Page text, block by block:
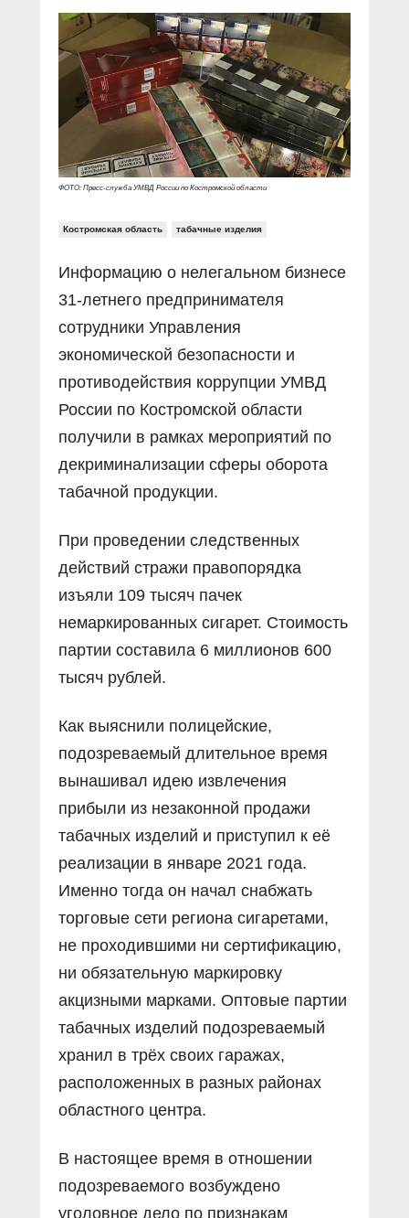
Документальные фильмы
В знании сила
Специальный репортаж
КиберПОСТОВОЙ
Газета «Щит и меч»
Журнал «Полиция России»
О ПОРТАЛЕ
Контакты
Вакансии
ФОТО: Пресс-служба УМВД России по Костромской области
Костромская область табачные изделия
Информацию о нелегальном бизнесе
31-летнего предпринимателя
сотрудники Управления
экономической безопасности и
противодействия коррупции УМВД
России по Костромской области
получили в рамках мероприятий по
декриминализации сферы оборота
табачной продукции.
При проведении следственных
действий стражи правопорядка
изъяли 109 тысяч пачек
немаркированных сигарет. Стоимость
партии составила 6 миллионов 600
тысяч рублей.
Как выяснили полицейские,
подозреваемый длительное время
вынашивал идею извлечения
прибыли из незаконной продажи
табачных изделий и приступил к её
реализации в январе 2021 года.
Именно тогда он начал снабжать
торговые сети региона сигаретами,
не проходившими ни сертификацию,
ни обязательную маркировку
акцизными марками. Оптовые партии
табачных изделий подозреваемый
хранил в трёх своих гаражах,
расположенных в разных районах
областного центра.
В настоящее время в отношении
подозреваемого возбуждено
уголовное дело по признакам